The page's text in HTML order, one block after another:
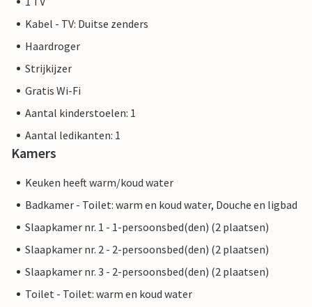
Kabel - TV: Duitse zenders
Haardroger
Strijkijzer
Gratis Wi-Fi
Aantal kinderstoelen: 1
Aantal ledikanten: 1
Kamers
Keuken heeft warm/koud water
Badkamer - Toilet: warm en koud water, Douche en ligbad
Slaapkamer nr. 1 - 1-persoonsbed(den) (2 plaatsen)
Slaapkamer nr. 2 - 2-persoonsbed(den) (2 plaatsen)
Slaapkamer nr. 3 - 2-persoonsbed(den) (2 plaatsen)
Toilet - Toilet: warm en koud water